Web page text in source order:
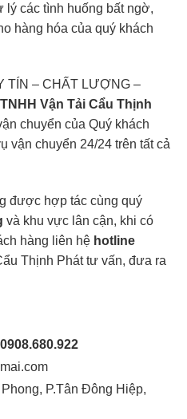
lý các tình huống bất ngờ,
hàng hóa của quý khách
TÍN – CHẤT LƯỢNG –
Vận Tải Cẩu Thịnh
chuyển của Quý khách
vận chuyển 24/24 trên tất cả
được hợp tác cùng quý
và khu vực lân cận, khi có
hàng liên hệ hotline
Thịnh Phát tư vấn, đưa ra
P.Tân Đông Hiệp,